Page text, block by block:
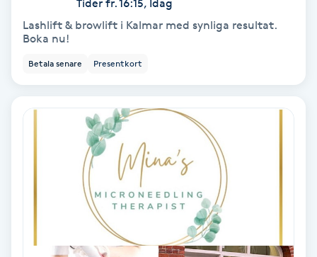
Tider fr. 16:15, Idag
Lashlift & browlift i Kalmar med synliga resultat.
Boka nu!
Betala senare Presentkort